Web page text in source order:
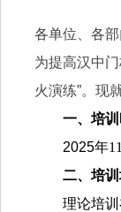
各单位、各部
为提高汉中
火演练”。现
一、培
2025年
二、培训
理论培